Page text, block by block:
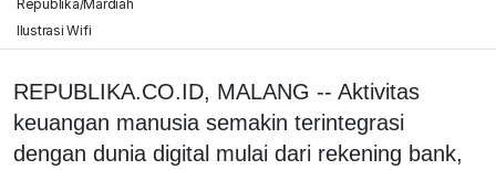
Republika/Mardiah
Ilustrasi Wifi
REPUBLIKA.CO.ID, MALANG -- Aktivitas
keuangan manusia semakin terintegrasi
dengan dunia digital mulai dari rekening bank,